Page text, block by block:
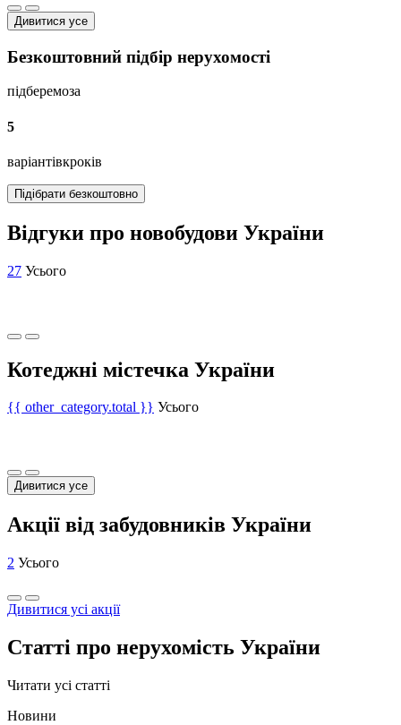
Дивитися усе
Безкоштовний підбір нерухомості
підберемоза
5
варіантівкроків
Підібрати безкоштовно
Відгуки про новобудови України
27 Усього
Котеджні містечка України
{{ other_category.total }} Усього
Дивитися усе
Акції від забудовників України
2 Усього
Дивитися усі акції
Статті про нерухомість України
Читати усі статті
Новини